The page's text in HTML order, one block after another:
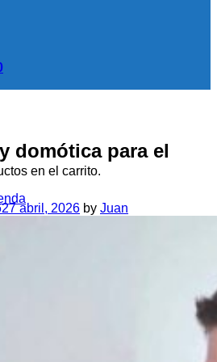
en el carrito.
domótica para el
27 abril, 2026 by Juan